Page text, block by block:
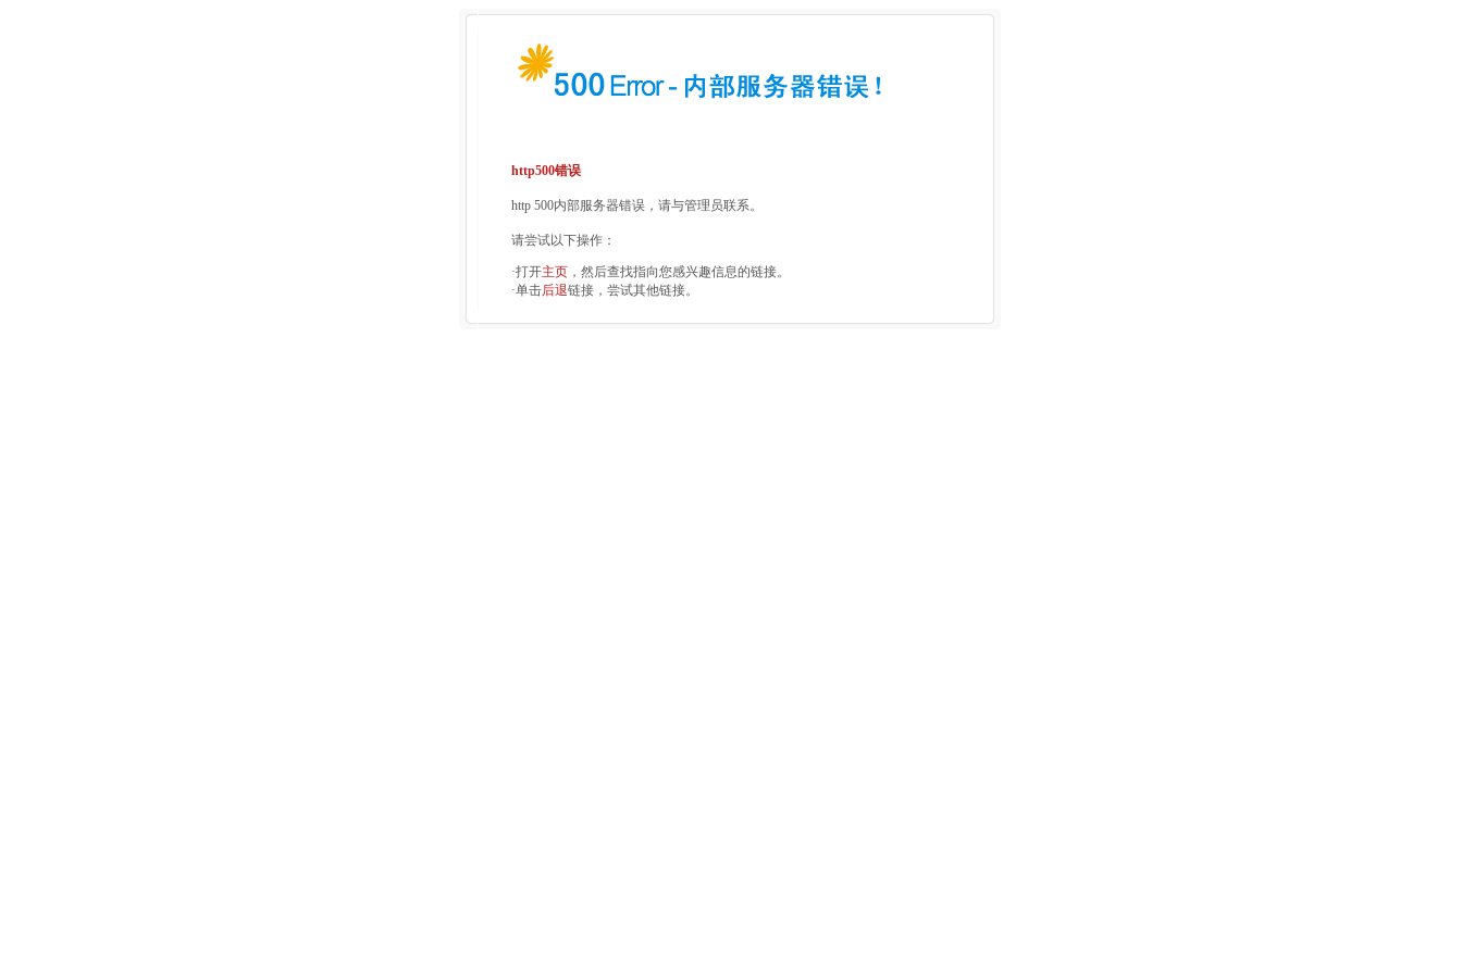
http500错误
http 500内部服务器错误，请与管理员联系。
请尝试以下操作：
·打开主页 ，然后查找指向您感兴趣信息的链接。
·单击后退链接，尝试其他链接。